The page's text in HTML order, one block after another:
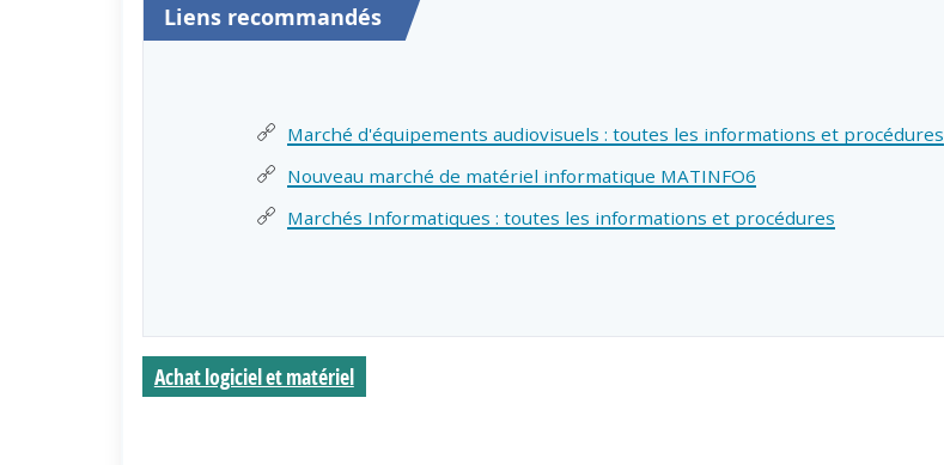
Liens recommandés
Marché d'équipements audiovisuels : toutes les informations et procédures
Nouveau marché de matériel informatique MATINFO6
Marchés Informatiques : toutes les informations et procédures
Achat logiciel et matériel